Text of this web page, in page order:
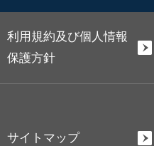
利用規約及び個人情報
保護方針
サイトマップ